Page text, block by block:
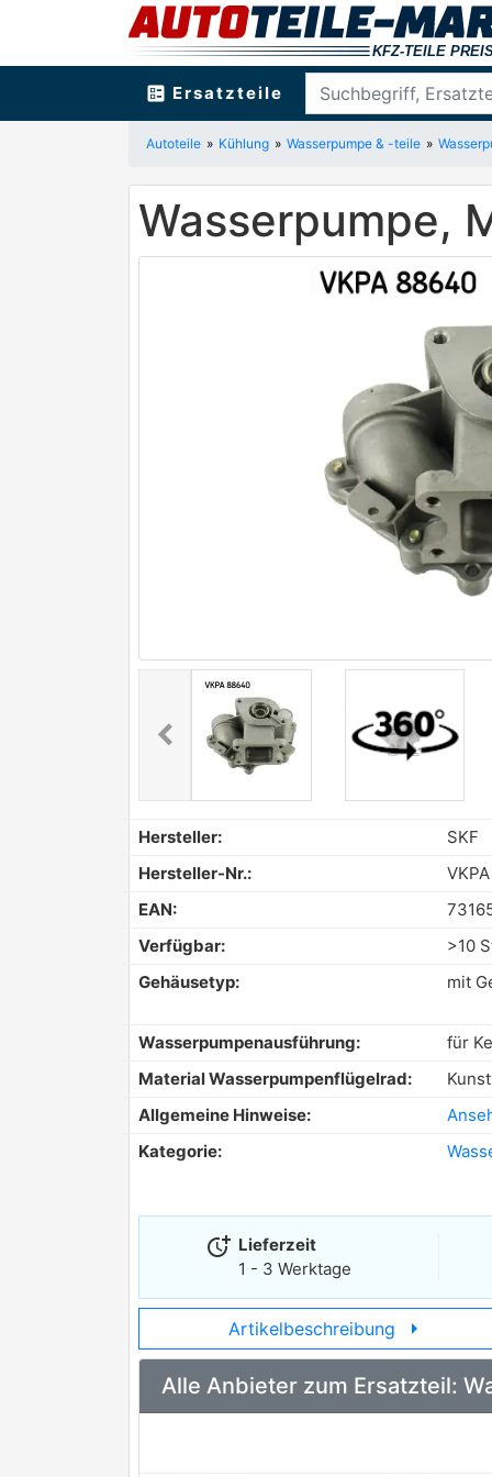
ballot Ersatzteile
Autoteile Kühlung Wasserpumpe & -teile
Wasserpumpe,
chevron_leftPrevious
Hersteller: SKF
Hersteller-Nr.:
EAN:
Verfügbar:
>10
Gehäusetyp:
mit
Wasserpumpenausführung: für
Material Wasserpumpenflügelrad:
Allgemeine Hinweise:
Kategorie:
more_time Lieferzeit
1 - 3 Werktage
Artikelbeschreibung arrow_right
Alle Anbieter zum Ersatzteil: